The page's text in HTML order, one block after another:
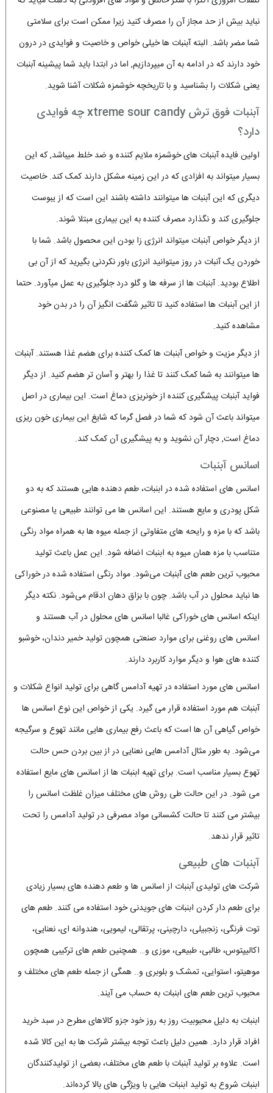
نباید بیش از حد مجاز آن را مصرف کنید زیرا ممکن است برای سلامتی
شما مضر باشد. البته آبنبات ها خیلی خواص و خاصیت و فوایدی در درون
خود دارند که در ادامه به آن میپردازیم, اما در ابتدا باید شما پیشینه آبنبات
یعنی شکلات را بشناسید و با تاریخچه خوشمزه شکلات آشنا شوید.
آبنبات فوق ترش xtreme sour candy چه فوایدی
دارد؟
اولین فایده آبنبات های خوشمزه ملایم کننده و ضد خلط میباشد, که این
بسیار میتواند به افزادی که در این زمینه مشکل دارند کمک کند. خاصیت
دیگری که این آبنبات ها میتوانند داشته باشند این است که از یبوست
جلوگیری کند و نگذارد مصرف کننده به این بیماری مبتلا شوند.
از دیگر خواص آبنبات میتواند انرژی زا بودن این محصول باشد. شما با
خوردن یک آنبات در روز میتوانید انرژی باور نکردنی بگیرید که از آن بی
اطلاع بودید. آبنبات ها از سرفه ها و گلو درد جلوگیری به عمل میآورد. حتما
از این آبنبات ها استفاده کنید تا تاثیر شگفت انگیز آن را در بدن خود
مشاهده کنید.
از دیگر مزیت و خواص آبنبات ها کمک کننده برای هضم غذا هستند. آبنبات
ها میتوانند به شما کمک کنند تا غذا را بهتر و آسان تر هضم کنید. از دیگر
فواید آبنبات پیشگیری کننده از خونریزی دماغ است. این بیماری در اصل
میتواند باعث آن شود که شما در فصل گرما که شایغ این بیماری خون ریزی
دماغ است, دچار آن نشوید و به پیشگیری آن کمک کند.
اسانس آبنبات
اسانس های استفاده شده در ابنبات، طعم دهنده هایی هستند که به دو
شکل پودری و مایع هستند. این اسانس ها می توانند طبیعی یا مصنوعی
باشد که با مزه و رایحه های متفاوتی از جمله میوه ها به همراه مواد رنگی
متناسب با مزه همان میوه به ابنبات اضافه شود. این عمل باعث تولید
محبوب ترین طعم های آبنبات می‌شود. مواد رنگی استفاده شده در خوراکی
ها نباید محلول در آب باشد. چون با بزاق دهان ادقام می‌شود. نکته دیگر
اینکه اسانس های خوراکی غالبا اسانس های محلول در آب هستند و
اسانس های روغنی برای موارد صنعتی همچون تولید خمیر دندان، خوشبو
کننده های هوا و دیگر موارد کاربرد دارند.
اسانس های مورد استفاده در تهیه آدامس گاهی برای تولید انواع شکلات و
آبنبات هم مورد استفاده قرار می گیرد. یکی از خواص این نوع اسانس ها
خواص گیاهی آن ها است که باعث رفع بیماری هایی مانند تهوع و سرگیجه
می‌شود. به طور مثال آدامس هایی نعنایی در از بین بردن حس حالت
تهوع بسیار مناسب است. برای تهیه ابنبات ها از اسانس های مایع استفاده
می شود. در این حالت طی روش های مختلف میزان غلظت اسانس را
بیشتر می کنند تا حالت کشسانی مواد مصرفی در تولید آدامس را تحت
تاثیر قرار ندهد.
آبنبات های طبیعی
شرکت های تولیدی آبنبات از اسانس ها و طعم دهنده های بسیار زیادی
برای طعم دار کردن ابنبات های جویدنی خود استفاده می کنند. طعم های
توت فرنگی، زنجبیلی، دارچینی، پرتقالی، لیمویی، هندوانه ای، نعنایی،
اکالیپتوس، طالبی، طبیعی، موزی و… همچنین طعم های ترکیبی همچون
موهیتو، استوایی، تمشک و بلوبری و.. همگی از جمله طعم های مختلف و
محبوب ترین طعم های ابنبات به حساب می آیند.
ابنبات به دلیل محبوبیت روز به روز خود جزو کالاهای مطرح در سبد خرید
افراد قرار دارد. همین دلیل باعث توجه بیشتر شرکت ها به این کالا شده
است. علاوه بر تولید آبنبات با طعم های مختلف، بعضی از تولیدکنندگان
ابنبات شروع به تولید ابنبات هایی با ویژگی های بالا کرده‌اند.